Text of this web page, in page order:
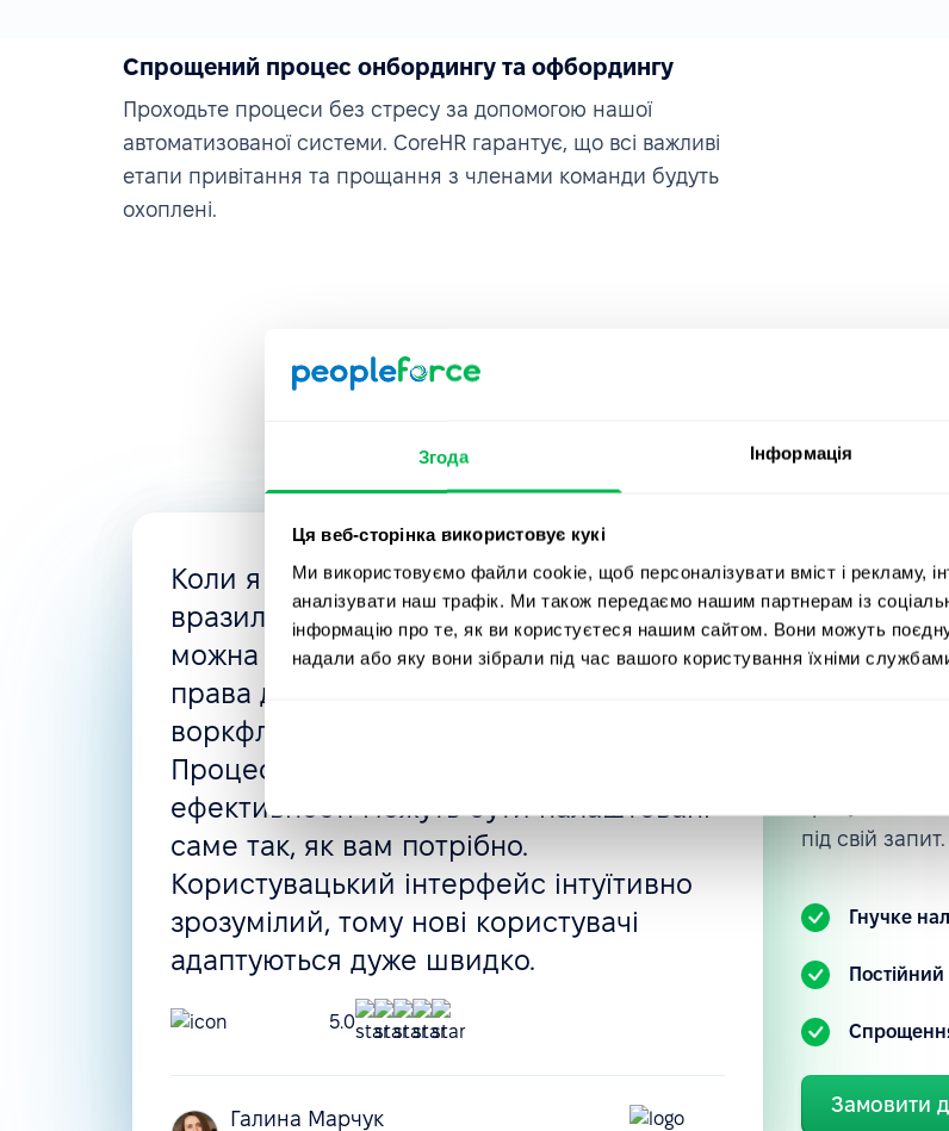
Згода Інформація
Ця веб-сторінка використовує кукі
Ми використовуємо файли cookie, щоб персоналізувати вміст і рекламу,
аналізувати наш трафік. Ми також передаємо нашим партнерам із
інформацію про те, як ви користуєтеся нашим сайтом. Вони можуть
надали або яку вони зібрали під час вашого користування їхніми
Спрощений процес онбордингу та офбордингу
Проходьте процеси без стресу за допомогою нашої
автоматизованої системи. CoreHR гарантує, що всі важливі
етапи привітання та прощання з членами команди будуть
охоплені.
Коли я шукала нову HRMS, мене
вразила гнучкість PeopleForce, в якій
можна створити все, що потрібно:
права доступу, автоматизовані
воркфлоу, політики відсутностей, тощо.
Процес найму і навіть оцінка
ефективності можуть бути налаштовані
саме так, як вам потрібно.
Користувацький інтерфейс інтуїтивно
зрозумілий, тому нові користувачі
адаптуються дуже швидко.
5.0
Галина Марчук
зрозуміти,
під свій запит.
Гнучке
Замовити